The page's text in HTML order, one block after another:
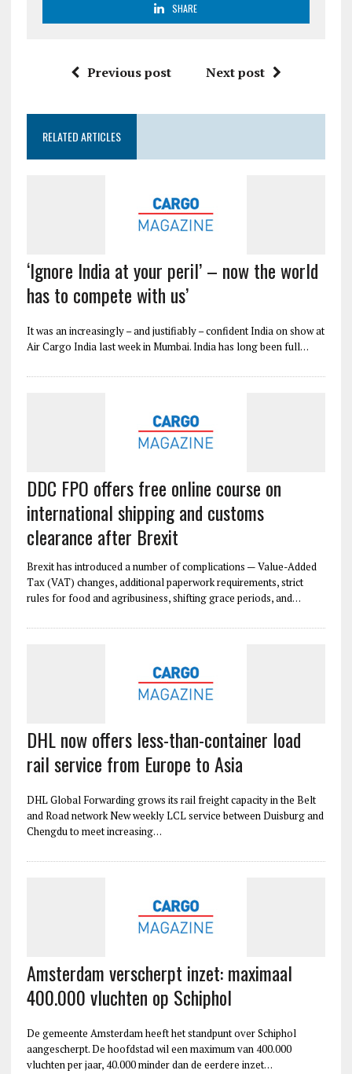
SHARE
Previous post Next post
RELATED ARTICLES
‘Ignore India at your peril’ – now the world
has to compete with us’
It was an increasingly – and justifiably – confident India on show at
Air Cargo India last week in Mumbai. India has long been full…
DDC FPO offers free online course on
international shipping and customs
clearance after Brexit
Brexit has introduced a number of complications — Value-Added
Tax (VAT) changes, additional paperwork requirements, strict
rules for food and agribusiness, shifting grace periods, and…
DHL now offers less-than-container load
rail service from Europe to Asia
DHL Global Forwarding grows its rail freight capacity in the Belt
and Road network New weekly LCL service between Duisburg and
Chengdu to meet increasing…
Amsterdam verscherpt inzet: maximaal
400.000 vluchten op Schiphol
De gemeente Amsterdam heeft het standpunt over Schiphol
aangescherpt. De hoofdstad wil een maximum van 400.000
vluchten per jaar, 40.000 minder dan de eerdere inzet…